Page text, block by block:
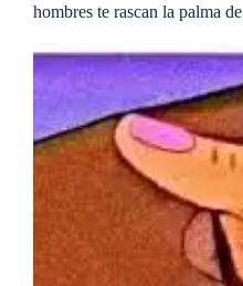
hombres te rascan la palma